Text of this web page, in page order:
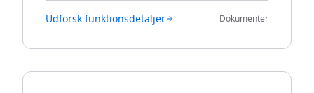
Udforsk funktionsdetaljer Dokumenter